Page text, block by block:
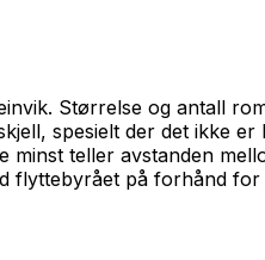
Størrelse og antall
spesielt der det ikke
teller avstanden
flyttebyrået på forhånd